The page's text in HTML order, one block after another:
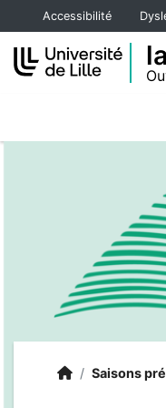
Accéder au menu principal
Accéder au contenu
Accessibilité
Accueil
Accueil
/ Saisons